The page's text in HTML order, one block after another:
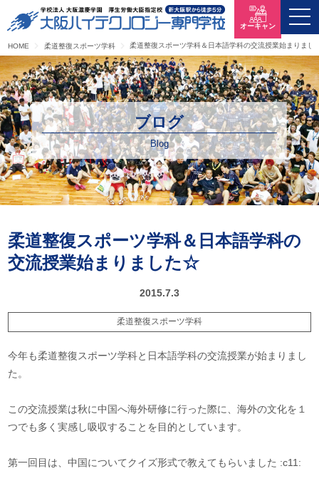
HOME 柔道整復スポーツ学科 柔道整復スポーツ学科＆日本語学科の交流授業始まりまし
オーキャン
ブログ
Blog
柔道整復スポーツ学科＆日本語学科の
交流授業始まりました☆
2015.7.3
柔道整復スポーツ学科
今年も柔道整復スポーツ学科と日本語学科の交流授業が始まりまし
た。
この交流授業は秋に中国へ海外研修に行った際に、海外の文化を１
つでも多く実感し吸収することを目的としています。
第一回目は、中国についてクイズ形式で教えてもらいました :c11: